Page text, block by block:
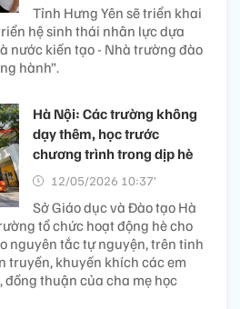
Tỉnh Hưng Yên sẽ triển khai
hệ sinh thái nhân lực dựa
nước kiến tạo - Nhà trường đào
hành”.
Hà Nội: Các trường không
dạy thêm, học trước
chương trình trong dịp hè
12/05/2026 10:37’
Sở Giáo dục và Đào tạo Hà
tổ chức hoạt động hè cho
nguyên tắc tự nguyện, trên tinh
truyền, khuyến khích các em
đồng thuận của cha mẹ học